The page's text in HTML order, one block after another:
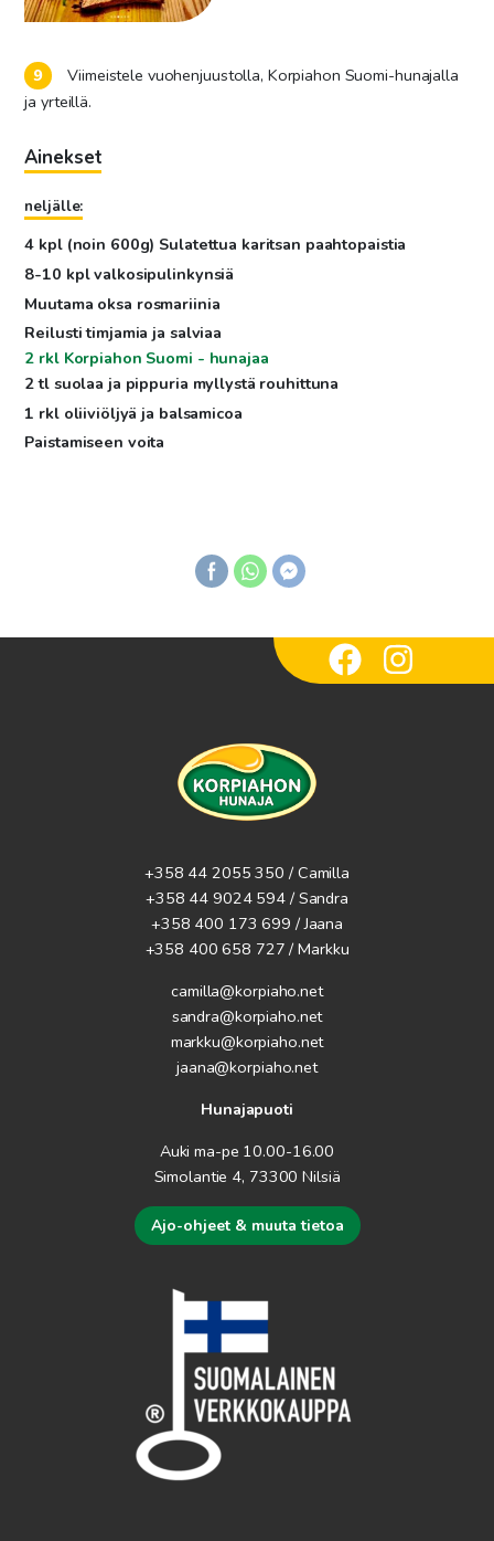
Viimeistele vuohenjuustolla, Korpiahon Suomi-hunajalla
ja yrteillä.
Ainekset
neljälle:
4 kpl (noin 600g) Sulatettua karitsan paahtopaistia
8-10 kpl valkosipulinkynsiä
Muutama oksa rosmariinia
Reilusti timjamia ja salviaa
2 rkl Korpiahon Suomi - hunajaa
2 tl suolaa ja pippuria myllystä rouhittuna
1 rkl oliiviöljyä ja balsamicoa
Paistamiseen voita
+358 44 2055 350 / Camilla
+358 44 9024 594 / Sandra
+358 400 173 699 / Jaana
+358 400 658 727 / Markku
camilla@korpiaho.net
sandra@korpiaho.net
markku@korpiaho.net
jaana@korpiaho.net
Hunajapuoti
Auki ma-pe 10.00-16.00
Simolantie 4, 73300 Nilsiä
Ajo-ohjeet & muuta tietoa